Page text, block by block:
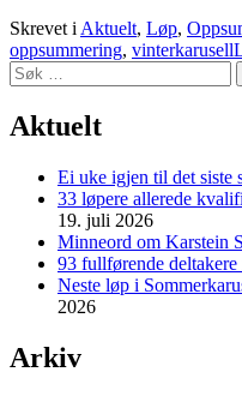
Skrevet i Aktuelt, Løp,
oppsummering, vinterkarusell
Søk
etter:
Aktuelt
Ei uke igjen til det siste
33 løpere allerede
19. juli 2026
Minneord om Karstein
93 fullførende
Neste løp i
2026
Arkiv